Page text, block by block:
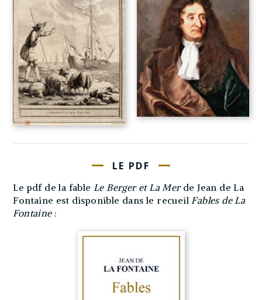
LE PDF
Le pdf de la fableLe Berger et La Merde Jean de La
Fontaine est disponible dans le recueil Fables de La
Fontaine: